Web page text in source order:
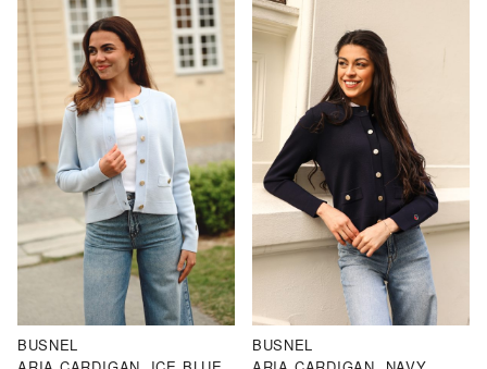
BUSNEL
BUSNEL